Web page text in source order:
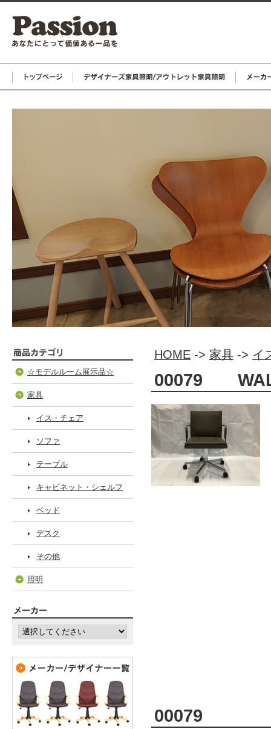
☆モデルルーム展示品☆
家具
イス・チェア
ソファ
テーブル
キャビネット・シェルフ
ベッド
デスク
その他
照明
HOME -> 家具 -> イ
00079
00079